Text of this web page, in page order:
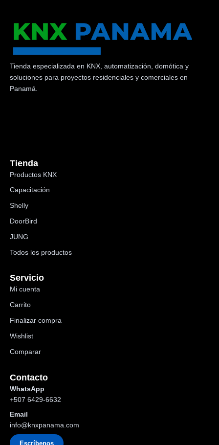
Tienda especializada en KNX, automatización, domótica y
soluciones para proyectos residenciales y comerciales en
Panamá.
Tienda
Productos KNX
Capacitación
Shelly
DoorBird
JUNG
Todos los productos
Servicio
Mi cuenta
Carrito
Finalizar compra
Wishlist
Comparar
Contacto
WhatsApp
+507 6429-6632
Email
info@knxpanama.com
Escríbenos